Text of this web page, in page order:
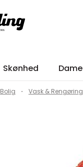
Skønhed Dame
Bolig Vask & Rengøring